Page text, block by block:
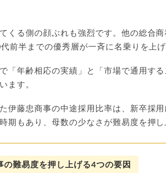
くる側の顔ぶれも強烈です。他の総合
前半までの優秀層が一斉に名乗りを上げ
「年齢相応の実績」と「市場で通用す
ます。
伊藤忠商事の中途採用比率は、新卒採
期もあり、母数の少なさが難易度を押し
の難易度を押し上げる4つの要因